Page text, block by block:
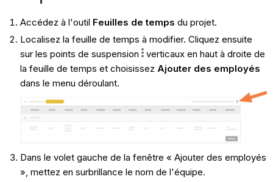
Accédez à l'outil Feuilles de temps du projet.
Localisez la feuille de temps à modifier. Cliquez ensuite
sur les points de suspension verticaux en haut à droite de
la feuille de temps et choisissez Ajouter des employés
dans le menu déroulant.
Dans le volet gauche de la fenêtre « Ajouter des employés
», mettez en surbrillance le nom de l'équipe.